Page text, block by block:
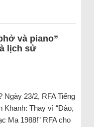
và piano”
lịch sử
Ngày 23/2, RFA Tiếng
Khanh: Thay vì “Đào,
Ma 1988!” RFA cho